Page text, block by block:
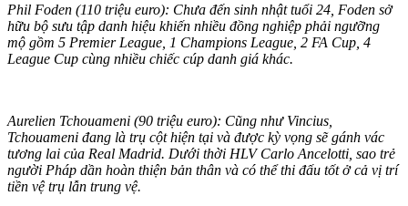
Phil Foden (110 triệu euro): Chưa đến sinh nhật tuổi 24, Foden sở
hữu bộ sưu tập danh hiệu khiến nhiều đồng nghiệp phải ngưỡng
mộ gồm 5 Premier League, 1 Champions League, 2 FA Cup, 4
League Cup cùng nhiều chiếc cúp danh giá khác.
Aurelien Tchouameni (90 triệu euro): Cũng như Vincius,
Tchouameni đang là trụ cột hiện tại và được kỳ vọng sẽ gánh vác
tương lai của Real Madrid. Dưới thời HLV Carlo Ancelotti, sao trẻ
người Pháp dần hoàn thiện bản thân và có thể thi đấu tốt ở cả vị trí
tiền vệ trụ lẫn trung vệ.